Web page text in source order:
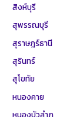
สิงห์บุรี
สุพรรณบุรี
สุราษฎร์ธานี
สุรินทร์
สุโขทัย
หนองคาย